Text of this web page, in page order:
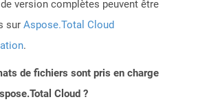
version complètes peuvent être
sur Aspose.Total Cloud
.
de fichiers sont pris en charge
Cloud ?